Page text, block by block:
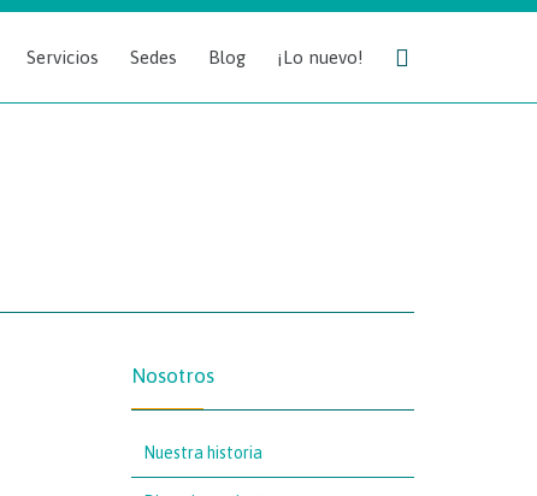
to
Servicios Sedes Blog ¡Lo nuevo! 
Nosotros
Nuestra historia